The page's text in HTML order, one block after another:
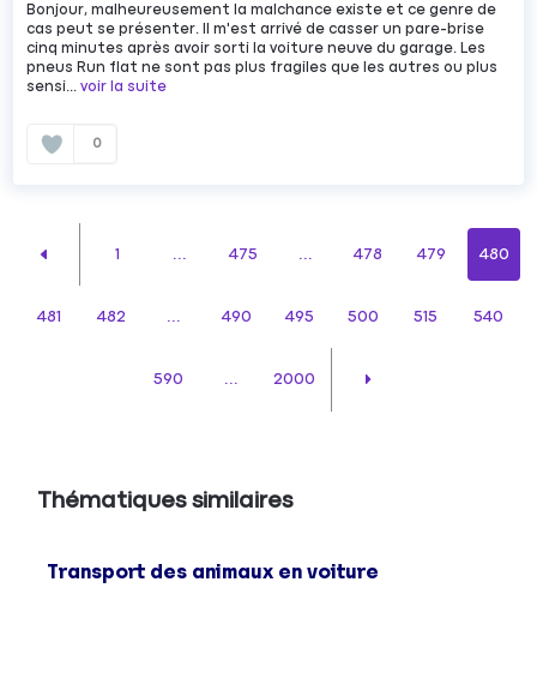
Bonjour, malheureusement la malchance existe et ce genre de
cas peut se présenter. Il m'est arrivé de casser un pare-brise
cinq minutes après avoir sorti la voiture neuve du garage. Les
pneus Run flat ne sont pas plus fragiles que les autres ou plus
sensi...voir la suite
0
1 475 478 479 480
481 482 ... 490 495 500 515 540
590 ... 2000
Thématiques similaires
Transport des animaux en voiture